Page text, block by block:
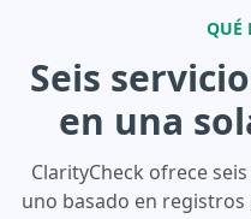
QUÉ
Seis
en una
ClarityCheck ofrece
uno basado en registros